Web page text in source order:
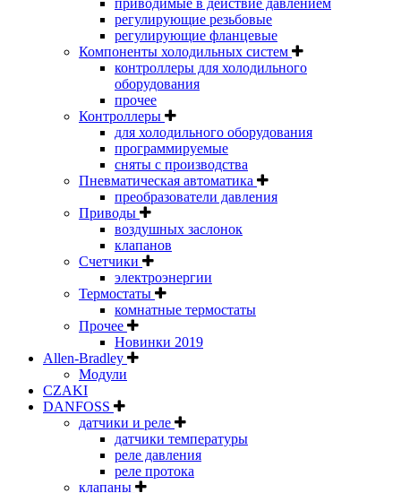
регулирующие резьбовые
регулирующие фланцевые
Компоненты холодильных систем
контроллеры для холодильного
оборудования
прочее
Контроллеры
для холодильного оборудования
программируемые
сняты с производства
Пневматическая автоматика
преобразователи давления
Приводы
воздушных заслонок
клапанов
Счетчики
электроэнергии
Термостаты
комнатные термостаты
Прочее
Новинки 2019
Allen-Bradley
Модули
CZAKI
DANFOSS
датчики и реле
датчики температуры
реле давления
реле протока
клапаны